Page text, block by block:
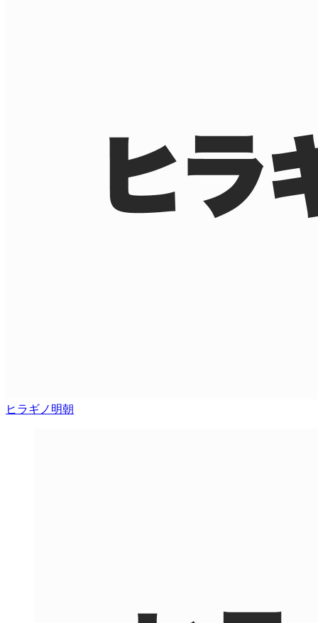
ヒラギノ明朝